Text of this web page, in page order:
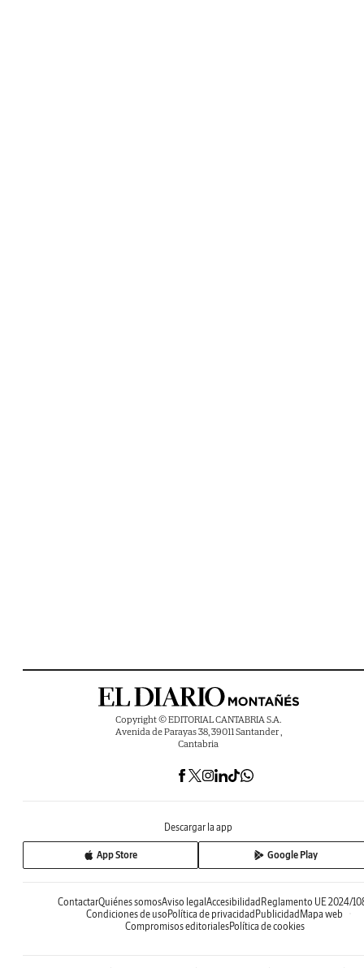
Copyright © EDITORIAL CANTABRIA S.A.
Avenida de Parayas 38, 39011 Santander ,
Cantabria
Descargar la app
App Store Google Play
ContactarQuiénes somosAviso legalAccesibilidadReglamento UE 2024/
Condiciones de usoPolítica de privacidadPublicidadMapa web
Compromisos editorialesPolítica de cookies